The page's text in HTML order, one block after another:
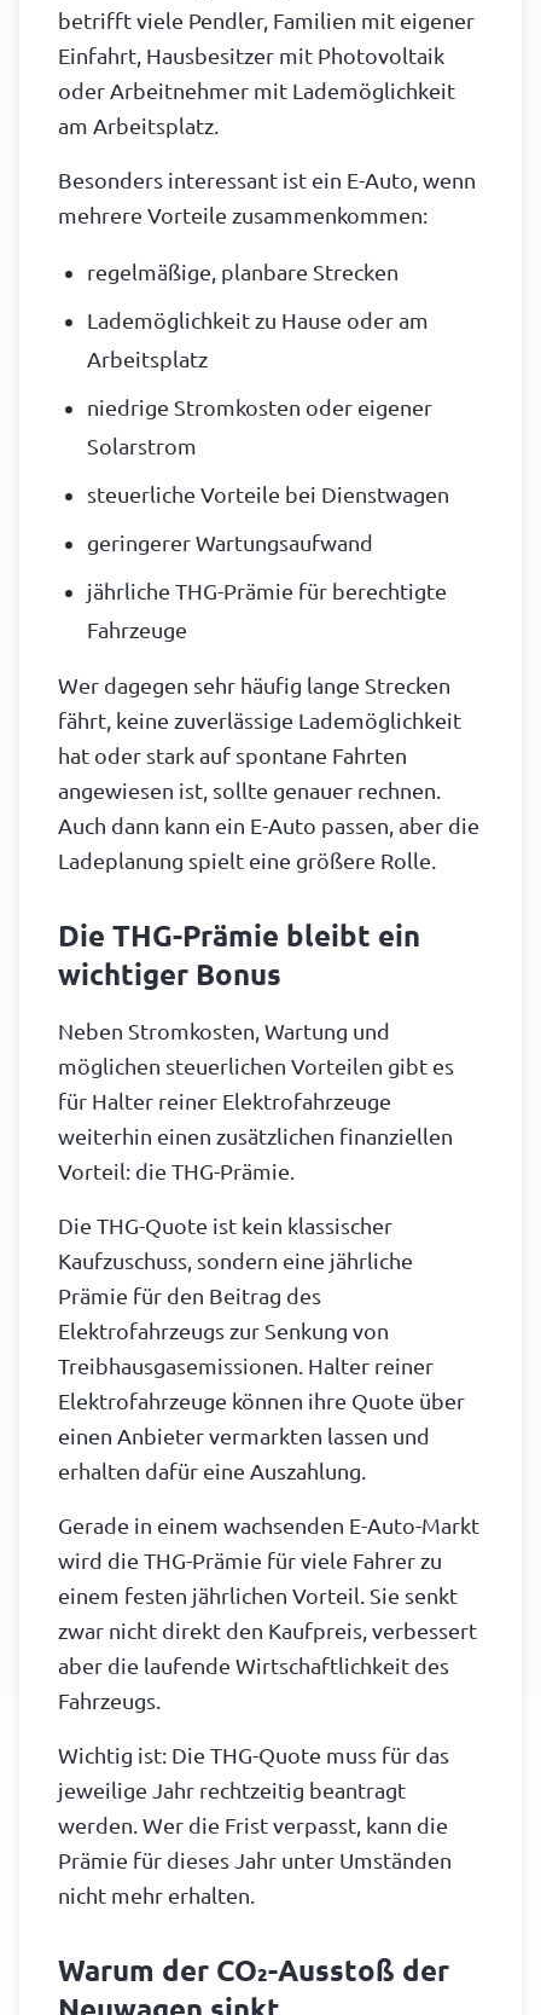
betrifft viele Pendler, Familien mit eigener
Einfahrt, Hausbesitzer mit Photovoltaik
oder Arbeitnehmer mit Lademöglichkeit
am Arbeitsplatz.
Besonders interessant ist ein E-Auto, wenn
mehrere Vorteile zusammenkommen:
regelmäßige, planbare Strecken
Lademöglichkeit zu Hause oder am
Arbeitsplatz
niedrige Stromkosten oder eigener
Solarstrom
steuerliche Vorteile bei Dienstwagen
geringerer Wartungsaufwand
jährliche THG-Prämie für berechtigte
Fahrzeuge
Wer dagegen sehr häufig lange Strecken
fährt, keine zuverlässige Lademöglichkeit
hat oder stark auf spontane Fahrten
angewiesen ist, sollte genauer rechnen.
Auch dann kann ein E-Auto passen, aber die
Ladeplanung spielt eine größere Rolle.
Die THG-Prämie bleibt ein
wichtiger Bonus
Neben Stromkosten, Wartung und
möglichen steuerlichen Vorteilen gibt es
für Halter reiner Elektrofahrzeuge
weiterhin einen zusätzlichen finanziellen
Vorteil: die THG-Prämie.
Die THG-Quote ist kein klassischer
Kaufzuschuss, sondern eine jährliche
Prämie für den Beitrag des
Elektrofahrzeugs zur Senkung von
Treibhausgasemissionen. Halter reiner
Elektrofahrzeuge können ihre Quote über
einen Anbieter vermarkten lassen und
erhalten dafür eine Auszahlung.
Gerade in einem wachsenden E-Auto-Markt
wird die THG-Prämie für viele Fahrer zu
einem festen jährlichen Vorteil. Sie senkt
zwar nicht direkt den Kaufpreis, verbessert
aber die laufende Wirtschaftlichkeit des
Fahrzeugs.
Wichtig ist: Die THG-Quote muss für das
jeweilige Jahr rechtzeitig beantragt
werden. Wer die Frist verpasst, kann die
Prämie für dieses Jahr unter Umständen
nicht mehr erhalten.
Warum der CO₂-Ausstoß der